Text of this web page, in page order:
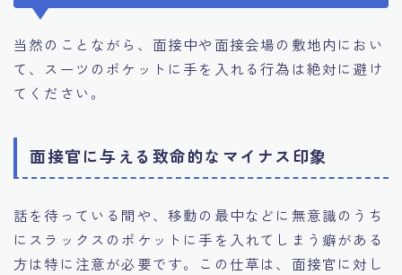
当然のことながら、面接中や面接会場の敷地内におい
て、スーツのポケットに手を入れる行為は絶対に避け
てください。
面接官に与える致命的なマイナス印象
話を待っている間や、移動の最中などに無意識のうち
にスラックスのポケットに手を入れてしまう癖がある
方は特に注意が必要です。この仕草は、面接官に対し